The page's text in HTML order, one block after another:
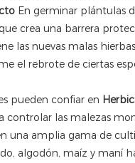
En germinar plántulas
crea una barrera
las nuevas malas
el rebrote de ciertas
pueden confiar en
controlar las malezas
una amplia gama de
algodón, maíz y maní